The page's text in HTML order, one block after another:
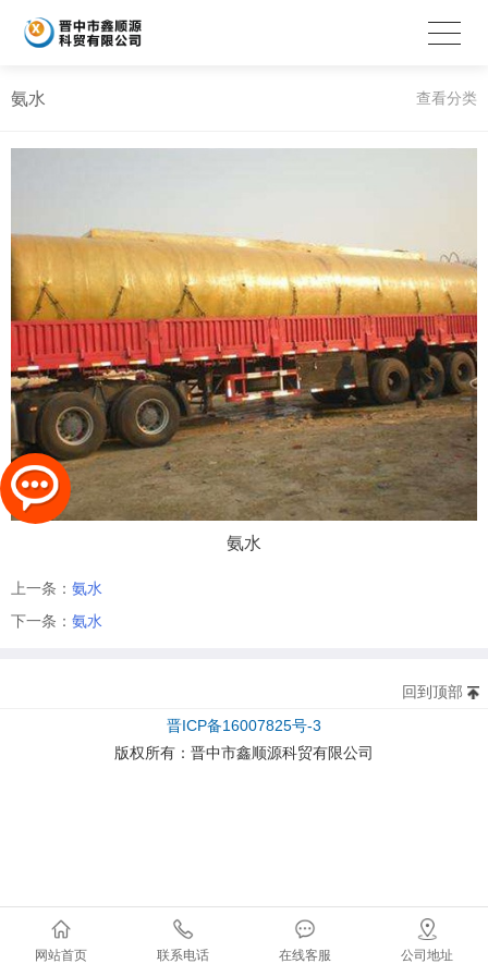
氨水 查看分类
氨水
上一条： 氨水
下一条： 氨水
网站首页 联系电话 在线客服 公司地址
回到顶部
晋ICP备16007825号-3
版权所有： 晋中市鑫顺源科贸有限公司